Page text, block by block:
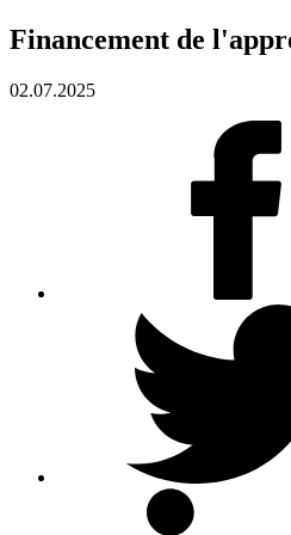
Financement de
02.07.2025